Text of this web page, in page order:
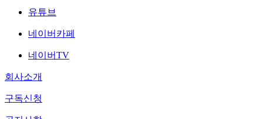
유튜브
네이버카페
네이버TV
회사소개
구독신청